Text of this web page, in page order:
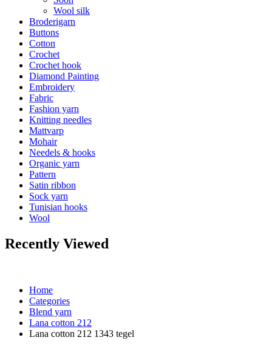
Wool silk
Broderigarn
Buttons
Cotton
Crochet
Crochet hook
Diamond Painting
Embroidery
Fabric
Fashion yarn
Knitting needles
Mattvarp
Mohair
Needels & hooks
Organic yarn
Pattern
Satin ribbon
Sock yarn
Tunisian hooks
Wool
Recently Viewed
Home
Categories
Blend yarn
Lana cotton 212
Lana cotton 212 1343 tegel